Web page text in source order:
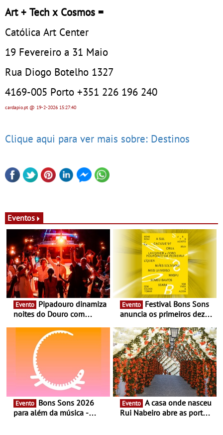
Art + Tech x Cosmos =
Católica Art Center
19 Fevereiro a 31 Maio
Rua Diogo Botelho 1327
4169-005 Porto +351 226 196 240
cardapio.pt@ 19-2-2026 15:27:40
Clique aqui para ver mais sobre: Destinos
Eventos
Evento
noites do Douro com
vinho, gastronomia e
música
Evento
anuncia os primeiros dez
Evento
para além da música -
Evento
Rui Nabeiro abre as portas